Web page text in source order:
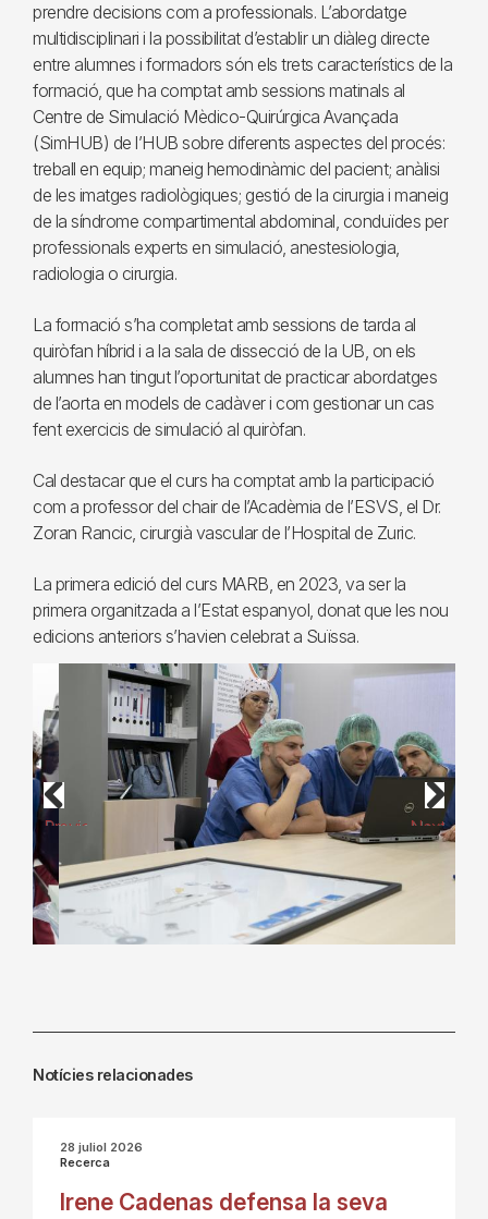
prendre decisions com a professionals. L’abordatge
multidisciplinari i la possibilitat d’establir un diàleg directe
entre alumnes i formadors són els trets característics de la
formació, que ha comptat amb sessions matinals al
Centre de Simulació Mèdico-Quirúrgica Avançada
(SimHUB) de l’HUB sobre diferents aspectes del procés:
treball en equip; maneig hemodinàmic del pacient; anàlisi
de les imatges radiològiques; gestió de la cirurgia i maneig
de la síndrome compartimental abdominal, conduïdes per
professionals experts en simulació, anestesiologia,
radiologia o cirurgia.
La formació s’ha completat amb sessions de tarda al
quiròfan híbrid i a la sala de dissecció de la UB, on els
alumnes han tingut l’oportunitat de practicar abordatges
de l’aorta en models de cadàver i com gestionar un cas
fent exercicis de simulació al quiròfan.
Cal destacar que el curs ha comptat amb la participació
com a professor del chair de l’Acadèmia de l’ESVS, el Dr.
Zoran Rancic, cirurgià vascular de l’Hospital de Zuric.
La primera edició del curs MARB, en 2023, va ser la
primera organitzada a l’Estat espanyol, donat que les nou
edicions anteriors s’havien celebrat a Suïssa.
Previous Next
Notícies relacionades
28 juliol 2026
Recerca
Irene Cadenas defensa la seva